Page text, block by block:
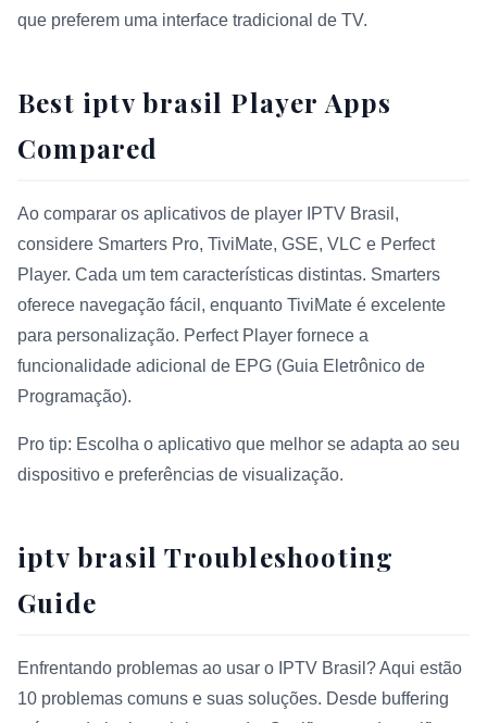
que preferem uma interface tradicional de TV.
Best iptv brasil Player Apps
Compared
Ao comparar os aplicativos de player IPTV Brasil,
considere Smarters Pro, TiviMate, GSE, VLC e Perfect
Player. Cada um tem características distintas. Smarters
oferece navegação fácil, enquanto TiviMate é excelente
para personalização. Perfect Player fornece a
funcionalidade adicional de EPG (Guia Eletrônico de
Programação).
Pro tip: Escolha o aplicativo que melhor se adapta ao seu
dispositivo e preferências de visualização.
iptv brasil Troubleshooting
Guide
Enfrentando problemas ao usar o IPTV Brasil? Aqui estão
10 problemas comuns e suas soluções. Desde buffering